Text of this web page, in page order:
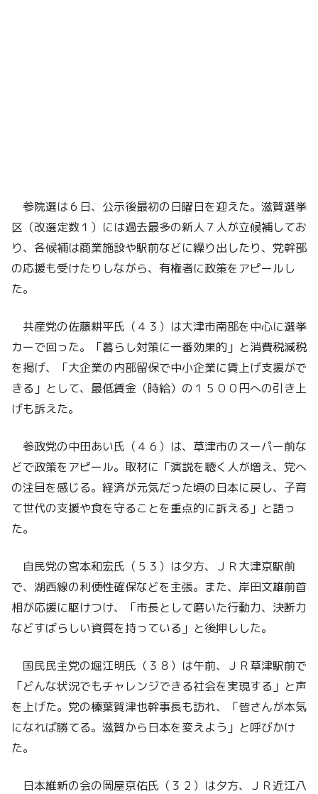
参院選は６日、公示後最初の日曜日を迎えた。滋賀選挙
区（改選定数１）には過去最多の新人７人が立候補してお
り、各候補は商業施設や駅前などに繰り出したり、党幹部
の応援も受けたりしながら、有権者に政策をアピールし
た。
共産党の佐藤耕平氏（４３）は大津市南部を中心に選挙
カーで回った。「暮らし対策に一番効果的」と消費税減税
を掲げ、「大企業の内部留保で中小企業に賃上げ支援がで
きる」として、最低賃金（時給）の１５００円への引き上
げも訴えた。
参政党の中田あい氏（４６）は、草津市のスーパー前な
どで政策をアピール。取材に「演説を聴く人が増え、党へ
の注目を感じる。経済が元気だった頃の日本に戻し、子育
て世代の支援や食を守ることを重点的に訴える」と語っ
た。
自民党の宮本和宏氏（５３）は夕方、ＪＲ大津京駅前
で、湖西線の利便性確保などを主張。また、岸田文雄前首
相が応援に駆けつけ、「市長として磨いた行動力、決断力
などすばらしい資質を持っている」と後押しした。
国民民主党の堀江明氏（３８）は午前、ＪＲ草津駅前で
「どんな状況でもチャレンジできる社会を実現する」と声
を上げた。党の榛葉賀津也幹事長も訪れ、「皆さんが本気
になれば勝てる。滋賀から日本を変えよう」と呼びかけ
た。
日本維新の会の岡屋京佑氏（３２）は夕方、ＪＲ近江八